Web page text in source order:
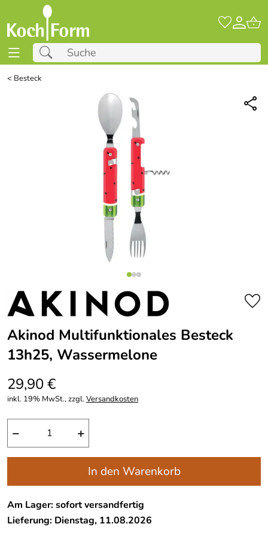
< Besteck
Akinod Multifunktionales Besteck
13h25, Wassermelone
29,90 €
inkl. 19% MwSt., zzgl.Versandkosten
− +
In den Warenkorb
Am Lager: sofort versandfertig
Lieferung: Dienstag, 11.08.2026